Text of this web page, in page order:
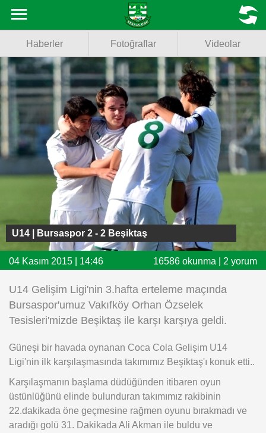
Fotoğraflar
Videolar
Basketbol
Voleybol
Puan Durumu
Fikstür
Facebook
Twitter
Instagram
Android
iOS
MENU
Haberler Fotoğraflar Videolar
U14 | Bursaspor 2 - 2 Beşiktaş
04 Kasım 2015 | 14:46 16586 okunma | 2 yorum
U14 Gelişim Ligi'nin 3.hafta erteleme maçında
Bursaspor'umuz Vakıfköy Orhan Özselek
Tesisleri'mizde Beşiktaş ile karşı karşıya geldi.
Güneşi bir havada oynanan Coca Cola Gelişim U14
Ligi'nin ilk karşılaşmasında takımımız Beşiktaş'ı konuk etti..
Karşılaşmanın başlama düdüğünden itibaren oyun
üstünlüğünü elinde bulunduran takımımız rakibinin
22.dakikada öne geçmesine rağmen oyunu bırakmadı ve
aradığı golü 31. Dakikada Ali Akman ile buldu ve